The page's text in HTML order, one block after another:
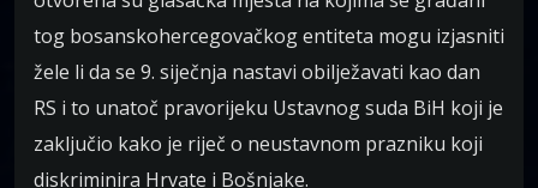
tog bosanskohercegovačkog entiteta mogu izjasniti
žele li da se 9. siječnja nastavi obilježavati kao dan
RS i to unatoč pravorijeku Ustavnog suda BiH koji je
zaključio kako je riječ o neustavnom prazniku koji
diskriminira Hrvate i Bošnjake.